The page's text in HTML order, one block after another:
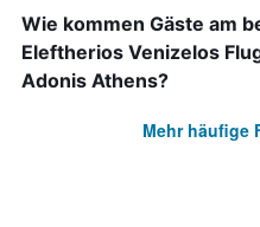
Wie kommen Gäste am
Eleftherios Venizelos
Adonis Athens?
Mehr häufige